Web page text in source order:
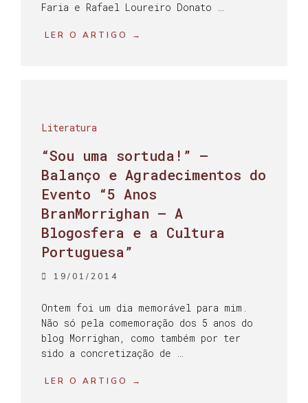
Faria e Rafael Loureiro Donato …
LER O ARTIGO →
Literatura
“Sou uma sortuda!” –
Balanço e Agradecimentos do
Evento “5 Anos
BranMorrighan – A
Blogosfera e a Cultura
Portuguesa”
19/01/2014
Ontem foi um dia memorável para mim.
Não só pela comemoração dos 5 anos do
blog Morrighan, como também por ter
sido a concretização de …
LER O ARTIGO →